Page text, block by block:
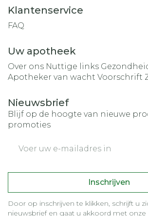
Klantenservice
FAQ
Uw apotheek
Over ons Nuttige links
Apotheker van wacht Voorschrift
Nieuwsbrief
Blijf op de hoogte van nieuwe
promoties
Inschrijven
Door op inschrijven te klikken, schrijft u
nieuwsbrief en gaat u akkoord met onze